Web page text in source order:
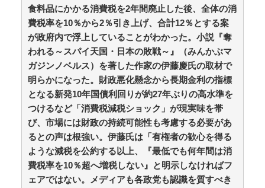
36歳の彼女と結婚したいのに、家族が猛反対。家族か
ら信じられない言葉が飛び出した… 他 / 2chnaviヘッド
ライン
(12/24 07:00)
ブブ家のドタバタが、今日も愛おしい！
海外「日本がキラキラして見える…」 日本の街頭イン
タビューに登場した女子高生4人組がエモすぎると話題
に / anaguro - 総合 NEW! (8/7 02:10)
海外「世界で日本を死守するぞ！」 日本の消防署を訪
れたちびっ子集団が世界をメロメロに / anaguro - 総合
NEW! (8/7 02:05)
姫野美南アナ ピタパンのお尻、土手、仰向け巨乳が
くっきり！！【GIF動画あり】 / anaguro - 総合 NEW!
食料品にかかる消費税を2年間廃止した後、全体の消
費税率を10％から2％引き上げ、合計12％とする案
が政府内で浮上していることがわかった。小説『奪
われる～スパイ天国・日本の敗戦～』（みんかぶマ
ガジンノベルス）を著した作家の伊藤慶氏の取材で
明らかになった。財政悪化懸念から長期金利の指標
となる新発10年国債利回りが約27年ぶりの高水準を
つけるなど「消費税減税ショック」が現実味を帯
び、市場には財政の持続可能性も考慮する必要があ
るとの声は根強い。伊藤氏は「有権者の歓心を得る
ような減税を公約する以上、『最低でも何年間は消
費税率を10％超へ増税しない』と明示しなければフ
ェアではない。メディアも各政党も認識を質すべき